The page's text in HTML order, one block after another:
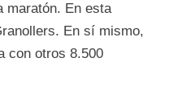
maratón. En esta
En sí mismo,
con otros 8.500